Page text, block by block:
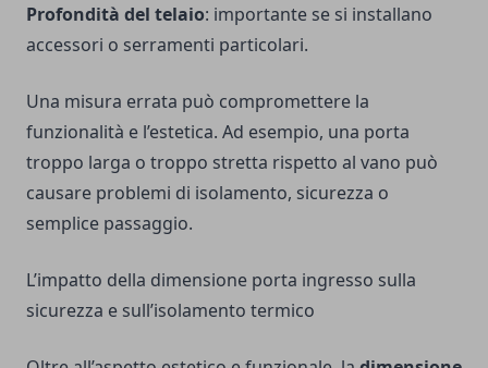
Profondità del telaio: importante se si installano
accessori o serramenti particolari.
Una misura errata può compromettere la
funzionalità e l’estetica. Ad esempio, una porta
troppo larga o troppo stretta rispetto al vano può
causare problemi di isolamento, sicurezza o
semplice passaggio.
L’impatto della dimensione porta ingresso sulla
sicurezza e sull’isolamento termico